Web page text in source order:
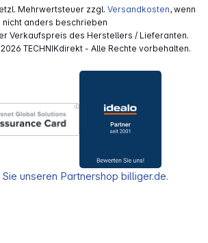
Mehrwertsteuer zzgl. Versandkosten, wenn
nicht anders beschrieben
Verkaufspreis des Herstellers / Lieferanten.
TECHNIKdirekt - Alle Rechte vorbehalten.